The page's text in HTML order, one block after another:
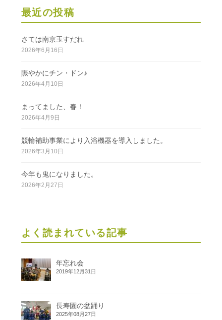
最近の投稿
さては南京玉すだれ
2026年6月16日
賑やかにチン・ドン♪
2026年4月10日
まってました、春！
2026年4月9日
競輪補助事業により入浴機器を導入しました。
2026年3月10日
今年も鬼になりました。
2026年2月27日
よく読まれている記事
年忘れ会
2019年12月31日
長寿園の盆踊り
2025年08月27日